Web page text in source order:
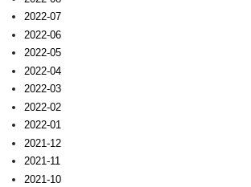
2022-07
2022-06
2022-05
2022-04
2022-03
2022-02
2022-01
2021-12
2021-11
2021-10